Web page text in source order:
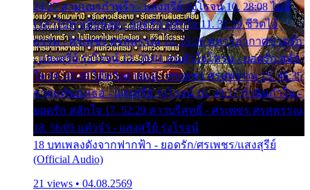
24:27 สามเณรกำพร้า - แสงสุรีย์ รุ่งโรจน์ 10. 28:08 ไม่มี
เวลาไปหาเมียน้อย - ยอดรัก สลักใจ 11. 31:29 ชีวิตไอ้
ธรรม - ศรเพชร ศรสุพรรณ 12. 35:26 ทหารอากาศขาดรัก
- แสงสุรีย์ รุ่งโรจน์ 13. 39:01 คนหัวใจโทรม - ยอดรัก สลัก
ใจ 14. 42:49 ไอ้หวังตายแน่ - ศรเพชร ศรสุพรรณ 15. 46:35
ธาตุแท้ของเธอ - แสงสุรีย์ รุ่งโรจน์ 16. 49:57 กำนันกำใน -
ยอดรัก สลักใจ 17. 52:29 สาวบริสุทธิ์ - ศรเพชร ศรสุพรรณ
18. 56:05 แต๋วจ๋า - แสงสุรีย์ รุ่งโรจน์
18 บทเพลงดังจากฟากฟ้า - ยอดรัก/ศรเพชร/แสงสุรีย์
(Official Audio)
21 views • 04.08.2569